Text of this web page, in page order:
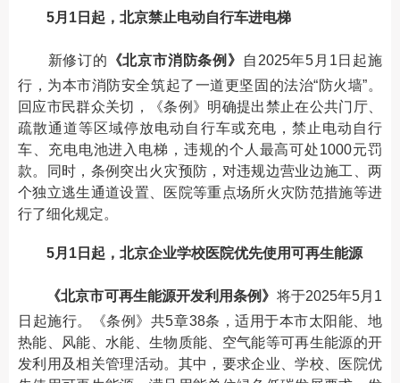
5月1日起，北京禁止电动自行车进电梯
新修订的 《北京市消防条例》
自2025年5月1日起施
行，为本市消防安全筑起了一道更坚固的法治“防火墙”。
回应市民群众关切，《条例》明确提出禁止在公共门厅、
疏散通道等区域停放电动自行车或充电，禁止电动自行
车、充电电池进入电梯，违规的个人最高可处1000元罚
款。同时，条例突出火灾预防，对违规边营业边施工、两
个独立逃生通道设置、医院等重点场所火灾防范措施等进
行了细化规定。
5月1日起，北京企业学校医院优先使用可再生能源
《北京市可再生能源开发利用条例》 将于2025年5月1
日起施行。《条例》共5章38条，适用于本市太阳能、地
热能、风能、水能、生物质能、空气能等可再生能源的开
发利用及相关管理活动。其中，要求企业、学校、医院优